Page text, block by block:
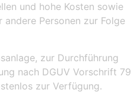
und hohe Kosten sowie
Personen zur Folge
zur Durchführung
nach DGUV Vorschrift 79
zur Verfügung.